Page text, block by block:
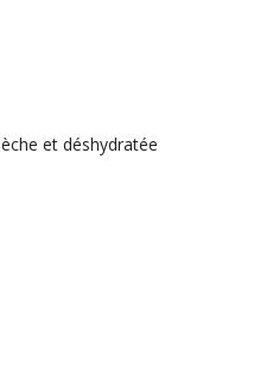
et déshydratée